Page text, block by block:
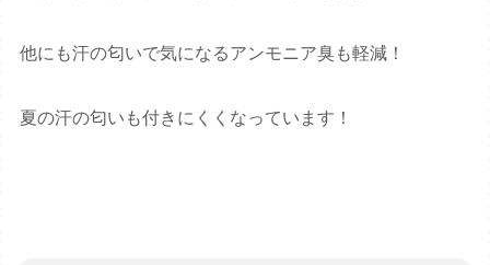
他にも汗の匂いで気になるアンモニア臭も軽減！
夏の汗の匂いも付きにくくなっています！